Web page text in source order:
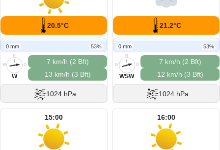
20.5°C
0 mm 53%
N
O
S
W
W
7 km/h (2 Bft)
13 km/h (3 Bft)
1024 hPa
21.2°C
0 mm 53%
N
O
S
W
WSW
7 km/h (2 Bft)
12 km/h (3 Bft)
1024 hPa
15:00 16:00